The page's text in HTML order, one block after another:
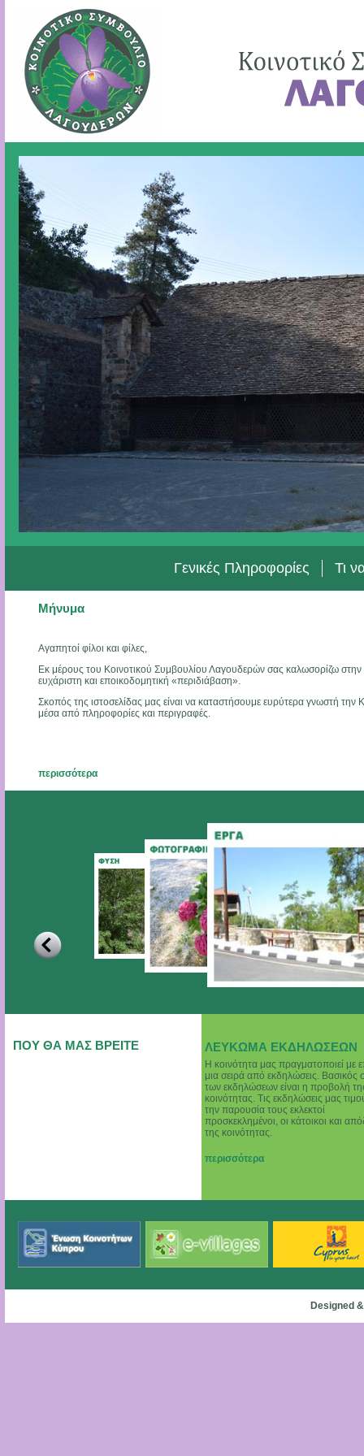
Γενικές Πληροφορίες Τι
Μήνυμα
Αγαπητοί φίλοι και φίλες,
Εκ μέρους του Κοινοτικού Συμβουλίου Λαγουδερών σας καλωσορίζω στην
ευχάριστη και εποικοδομητική «περιδιάβαση».
Σκοπός της ιστοσελίδας μας είναι να καταστήσουμε ευρύτερα γνωστή την
μέσα από πληροφορίες και περιγραφές.
περισσότερα
ΠΟΥ ΘΑ ΜΑΣ ΒΡΕΙΤΕ ΛΕΥΚΩΜΑ ΕΚΔΗΛΩΣΕΩΝ
Η κοινότητα μας πραγματοποιεί με
μια σειρά από εκδηλώσεις. Βασικός
των εκδηλώσεων είναι η προβολή
κοινότητας. Τις εκδηλώσεις μας
την παρουσία τους εκλεκτοί
προσκεκλημένοι, οι κάτοικοι και
της κοινότητας.
περισσότερα
Designed